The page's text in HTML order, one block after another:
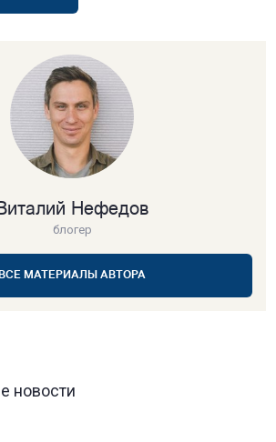
Нефедов
блогер
МАТЕРИАЛЫ АВТОРА
новости